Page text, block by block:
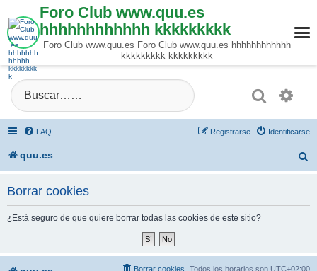
Foro Club www.quu.es
hhhhhhhhhhhh kkkkkkkkk
Foro Club www.quu.es Foro Club www.quu.es hhhhhhhhhhhh
kkkkkkkkk kkkkkkkkk
Buscar
FAQ Identificarse
Registrarse
quu.es
Borrar cookies
¿Está seguro de que quiere borrar todas las cookies de este sitio?
Todos los horarios son UTC+02:00
Borrar cookies